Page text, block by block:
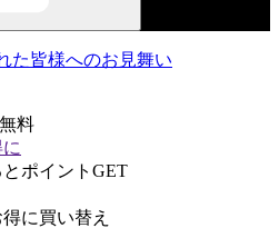
た皆様へのお見舞い
料
ポイントGET
に買い替え